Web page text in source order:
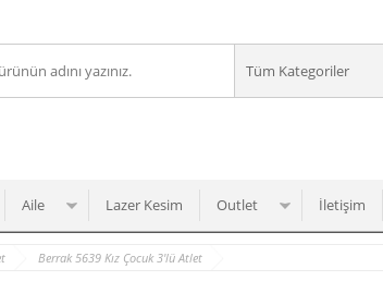
Aile Lazer Kesim Outlet İletişim
Berrak 5639 Kız Çocuk 3'lü Atlet